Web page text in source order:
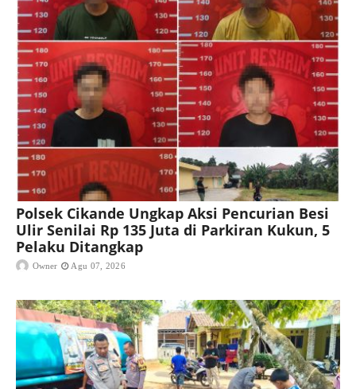
Polsek Cikande Ungkap Aksi Pencurian Besi
Ulir Senilai Rp 135 Juta di Parkiran Kukun, 5
Pelaku Ditangkap
Owner Agu 07, 2026